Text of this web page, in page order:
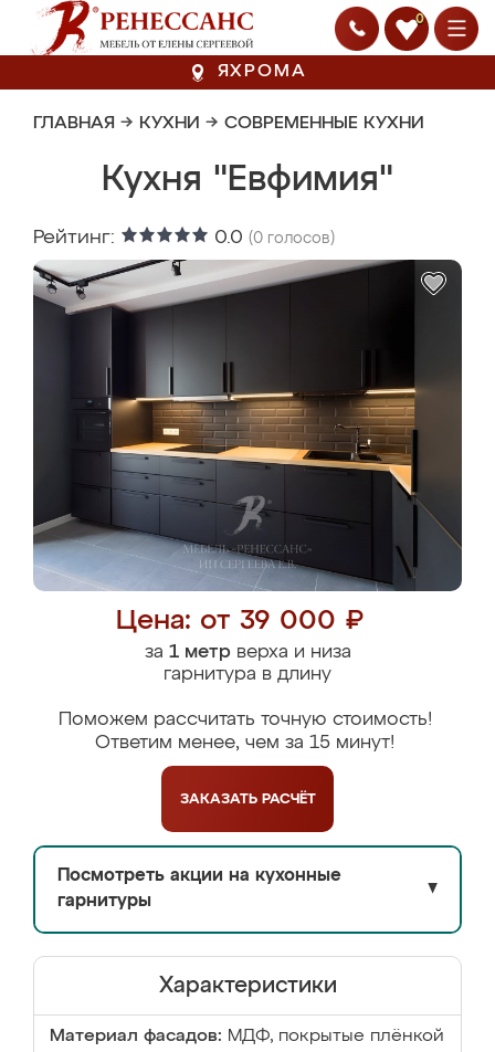
0
ЯХРОМА
ГЛАВНАЯ → КУХНИ → СОВРЕМЕННЫЕ КУХНИ
Кухня "Евфимия"
Рейтинг: 0.0 (0 голосов)
Цена: от 39 000 ₽
за 1 метрверха и низа
гарнитура в длину
Поможем рассчитать точную стоимость!
Ответим менее, чем за 15 минут!
ЗАКАЗАТЬ РАСЧЁТ
Посмотреть акции на кухонные
гарнитуры
▼
Характеристики
Материал фасадов: МДФ, покрытые плёнкой